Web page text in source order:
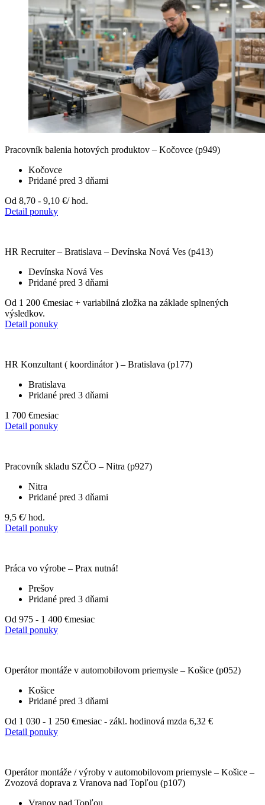
Pracovník balenia hotových produktov – Kočovce (p949)
Kočovce
Pridané pred 3 dňami
Od 8,70 - 9,10 €/ hod.
Detail ponuky
HR Recruiter – Bratislava – Devínska Nová Ves (p413)
Devínska Nová Ves
Pridané pred 3 dňami
Od 1 200 €mesiac + variabilná zložka na základe splnených
výsledkov.
Detail ponuky
HR Konzultant ( koordinátor ) – Bratislava (p177)
Bratislava
Pridané pred 3 dňami
1 700 €mesiac
Detail ponuky
Pracovník skladu SZČO – Nitra (p927)
Nitra
Pridané pred 3 dňami
9,5 €/ hod.
Detail ponuky
Práca vo výrobe – Prax nutná!
Prešov
Pridané pred 3 dňami
Od 975 - 1 400 €mesiac
Detail ponuky
Operátor montáže v automobilovom priemysle – Košice (p052)
Košice
Pridané pred 3 dňami
Od 1 030 - 1 250 €mesiac - zákl. hodinová mzda 6,32 €
Detail ponuky
Operátor montáže / výroby v automobilovom priemysle – Košice –
Zvozová doprava z Vranova nad Topľou (p107)
Vranov nad Topľou